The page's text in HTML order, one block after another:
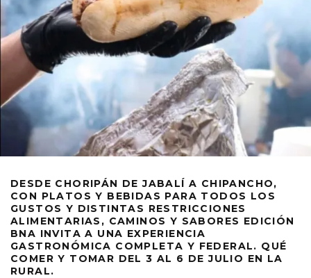
DESDE CHORIPÁN DE JABALÍ A CHIPANCHO,
CON PLATOS Y BEBIDAS PARA TODOS LOS
GUSTOS Y DISTINTAS RESTRICCIONES
ALIMENTARIAS, CAMINOS Y SABORES EDICIÓN
BNA INVITA A UNA EXPERIENCIA
GASTRONÓMICA COMPLETA Y FEDERAL. QUÉ
COMER Y TOMAR DEL 3 AL 6 DE JULIO EN LA
RURAL.